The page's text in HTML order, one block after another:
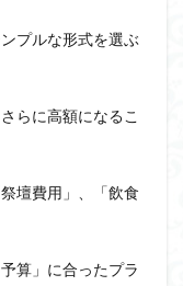
プルな形式を選ぶ
らに高額になるこ
壇費用」、「飲食
算」に合ったプラ